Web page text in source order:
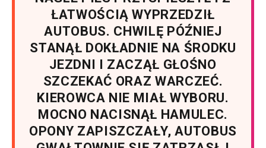
ŁATWOŚCIĄ WYPRZEDZIŁ
AUTOBUS. CHWILĘ PÓŹNIEJ
STANĄŁ DOKŁADNIE NA ŚRODKU
JEZDNI I ZACZĄŁ GŁOŚNO
SZCZEKAĆ ORAZ WARCZEĆ.
KIEROWCA NIE MIAŁ WYBORU.
MOCNO NACISNĄŁ HAMULEC.
OPONY ZAPISZCZAŁY, AUTOBUS